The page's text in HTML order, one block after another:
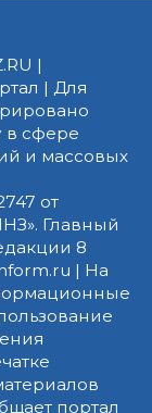
|
| Для
в сфере
и массовых
от
Главный
8
| На
портал